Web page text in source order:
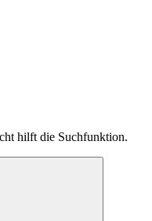
hilft die Suchfunktion.